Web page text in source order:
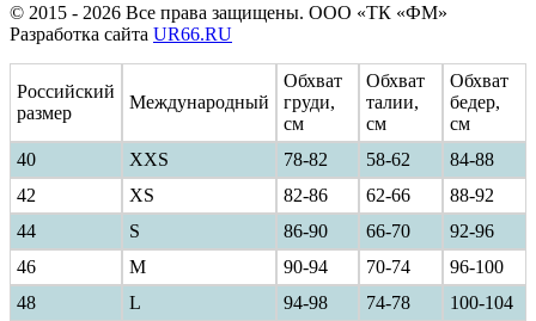
© 2015 - 2026 Все права защищены. ООО «ТК «ФМ»
Разработка сайта UR66.RU
Российский
размер
Международный
Обхват
груди,
см
Обхват
талии,
см
Обхват
бедер,
см
40
ХXS 78-82 58-62
84-88
42
XS 82-86 62-66
88-92
44
S 86-90 66-70
92-96
46
M 90-94 70-74
96-100
48
L 94-98 74-78
100-104